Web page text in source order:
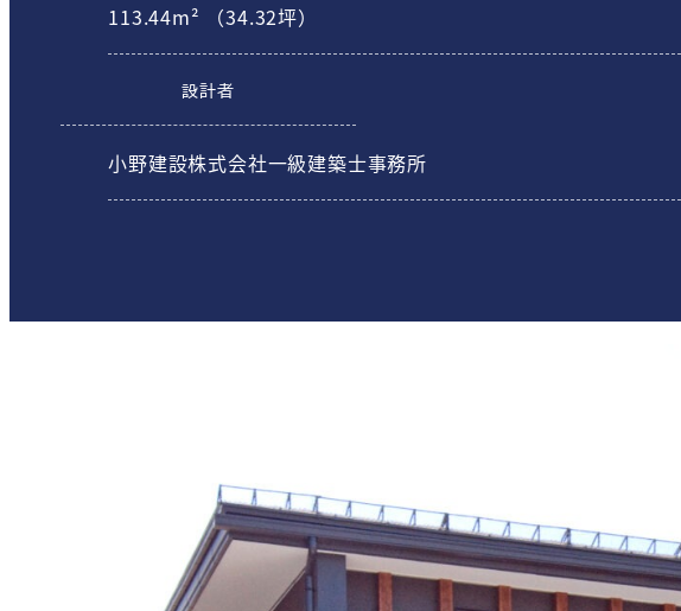
113.44m² （34.32坪）
設計者
小野建設株式会社一級建築士事務所